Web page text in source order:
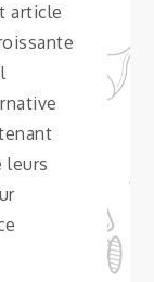
article
leurs